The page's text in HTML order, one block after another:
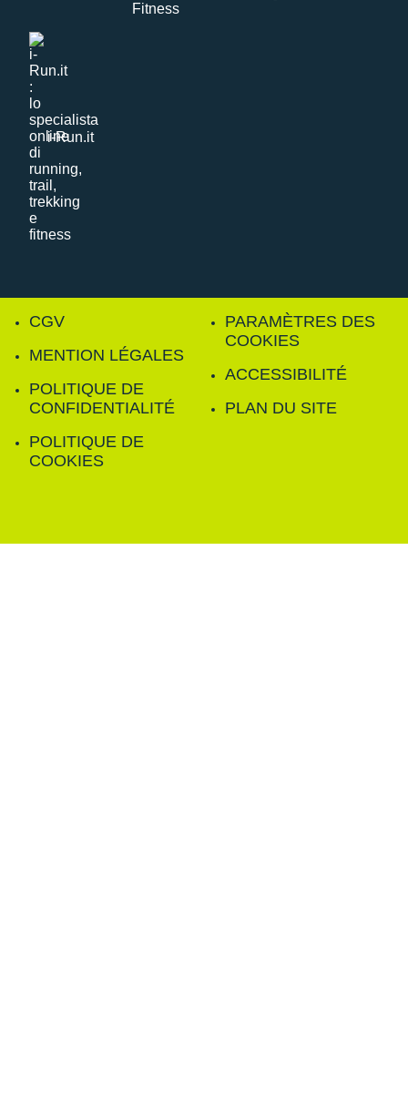
i-Run.it
CGV
MENTION LÉGALES
POLITIQUE DE
CONFIDENTIALITÉ
POLITIQUE DE
COOKIES
PARAMÈTRES DES
COOKIES
ACCESSIBILITÉ
PLAN DU SITE